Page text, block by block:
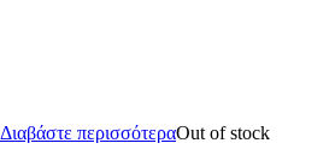
Διαβάστε περισσότεραOut of stock